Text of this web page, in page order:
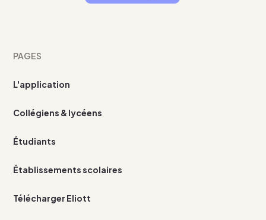
PAGES
L'application
Collégiens & lycéens
Étudiants
Établissements scolaires
Télécharger Eliott